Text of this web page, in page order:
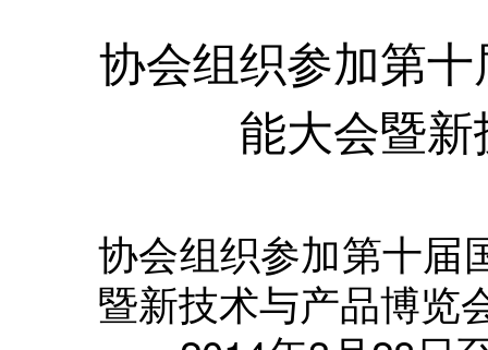
协会组织参加第
能大会暨
协会组织参加第十届
暨新技术与产品博览